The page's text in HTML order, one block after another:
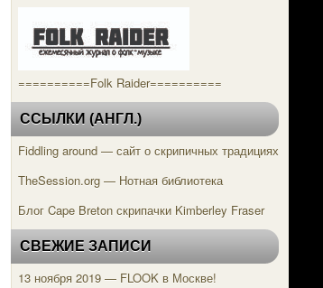
==========Folk Raider==========
ССЫЛКИ (АНГЛ.)
Fiddling around — сайт о скрипичных традициях
TheSession.org — Нотная библиотека
Блог Cape Breton скрипачки Kimberley Fraser
СВЕЖИЕ ЗАПИСИ
13 ноября 2019 — FLOOK в Москве!